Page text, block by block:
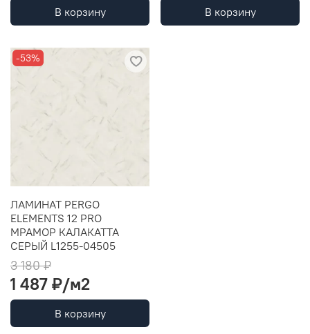
В корзину В корзину
-53%
ЛАМИНАТ PERGO
ELEMENTS 12 PRO
МРАМОР КАЛАКАТТА
СЕРЫЙ L1255-04505
3 180 ₽
1 487 ₽/м2
В корзину